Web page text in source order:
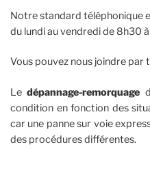
Notre standard téléphonique
du lundi au vendredi de 8h30
Vous pouvez nous joindre par
Ledépannage-remorquage
condition en fonction des
car une panne sur voie
des procédures différentes.